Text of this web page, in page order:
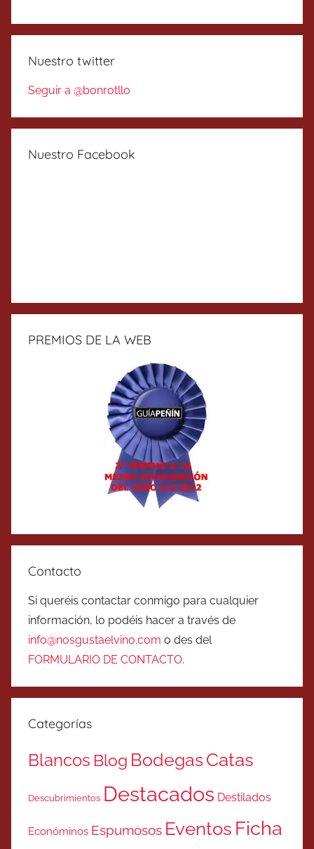
Nuestro twitter
Seguir a @bonrotllo
Nuestro Facebook
PREMIOS DE LA WEB
Contacto
Si queréis contactar conmigo para cualquier
información, lo podéis hacer a través de
info@nosgustaelvino.com o des del
FORMULARIO DE CONTACTO.
Categorías
Blancos Blog BodegasCatas
Descubrimientos Destacados Destilados
Económinos Espumosos Eventos Ficha